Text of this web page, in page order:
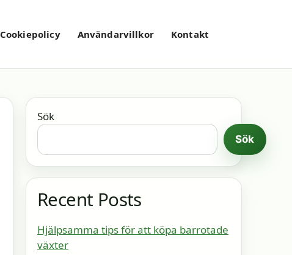
Cookiepolicy Användarvillkor Kontakt
Sök
Sök
Recent Posts
Hjälpsamma tips för att köpa barrotade
växter